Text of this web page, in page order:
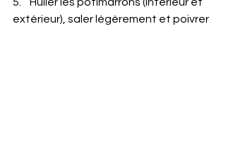
extérieur), saler légèrement et poivrer